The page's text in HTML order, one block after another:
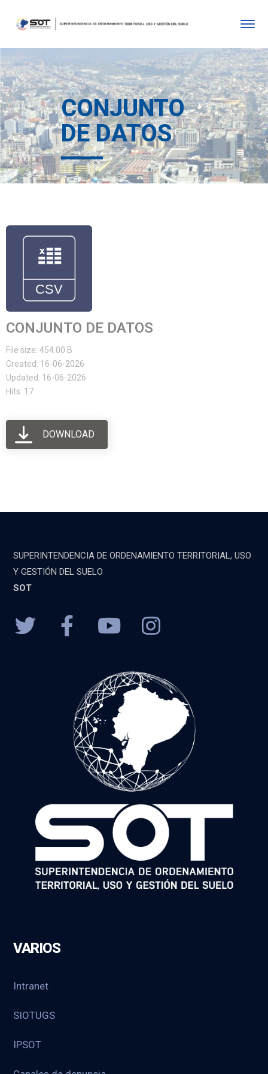
CONJUNTO
DE DATOS
CONJUNTO DE DATOS
File size: 454.00 B
Created: 16-06-2026
Updated: 16-06-2026
Hits: 17
DOWNLOAD
SUPERINTENDENCIA DE ORDENAMIENTO TERRITORIAL, USO
Y GESTIÓN DEL SUELO
SOT
VARIOS
Intranet
SIOTUGS
IPSOT